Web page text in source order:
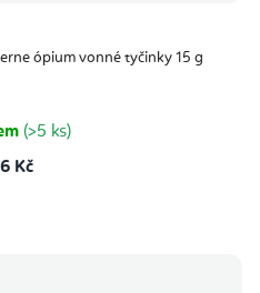
ópium vonné tyčinky 15 g
(>5 ks)
Kč